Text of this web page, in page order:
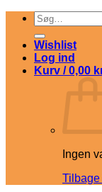
Fortsæt
indhold
Søg
efter:
Wishlist
Log ind
Kurv /0,00
Ingen